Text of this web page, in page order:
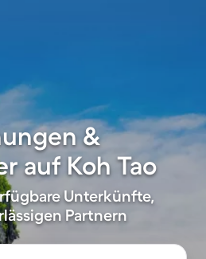
&
auf Koh Tao
Unterkünfte,
Partnern